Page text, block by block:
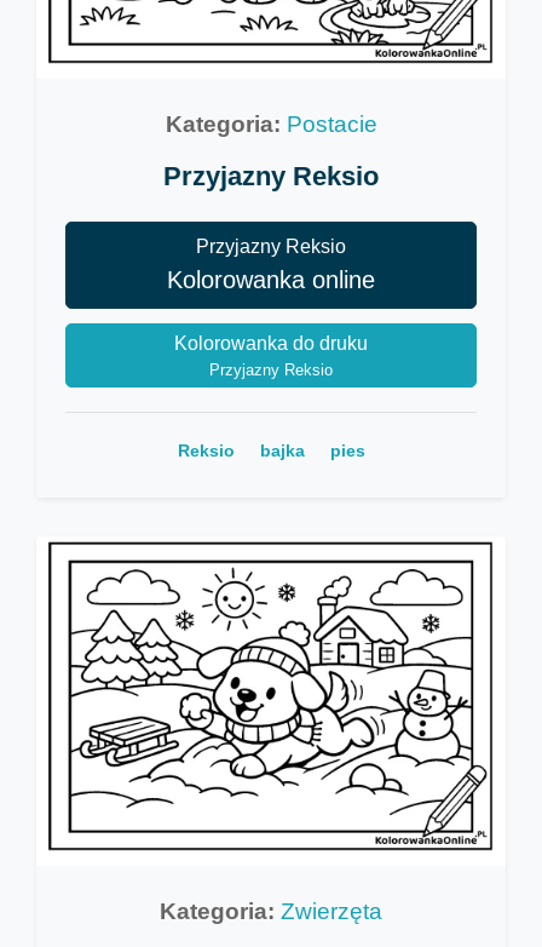
Kategoria: Postacie
Przyjazny Reksio
Przyjazny Reksio
Kolorowanka online
Kolorowanka do druku
Przyjazny Reksio
Reksio bajka pies
Kategoria: Zwierzęta